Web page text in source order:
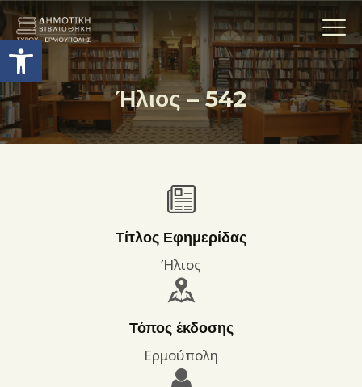
Ανοίξτε τη γραμμή εργαλείων
Ήλιος – 542
Η ΒΙΒΛΙΟΘΗΚΗ
ΟΙ ΣΥΛΛΟΓΈΣ
ΔΡΑΣΤΗΡΙΟΤΗΤΕΣ
ΕΠΙΚΟΙΝΩΝΊΑ
ΌΡΟΙ ΧΡΉΣΗΣ
Τίτλος Εφημερίδας
Ήλιος
Τόπος έκδοσης
Ερμούπολη